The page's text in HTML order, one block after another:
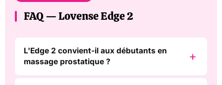
FAQ — Lovense Edge 2
L'Edge 2 convient-il aux débutants en
massage prostatique ?